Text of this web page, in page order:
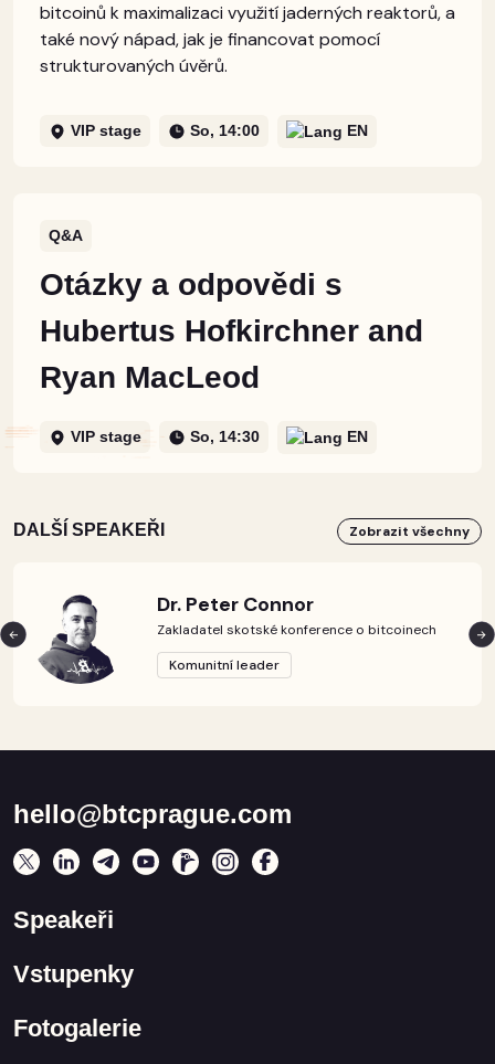
bitcoinů k maximalizaci využití jaderných reaktorů, a
také nový nápad, jak je financovat pomocí
strukturovaných úvěrů.
VIP stage So, 14:00 EN
Q&A
Otázky a odpovědi s
Hubertus Hofkirchner and
Ryan MacLeod
VIP stage So, 14:30 EN
DALŠÍ SPEAKEŘI Zobrazit všechny
Dr. Peter Connor
Zakladatel skotské konference o bitcoinech
Komunitní leader
hello@btcprague.com
Speakeři
Vstupenky
Fotogalerie